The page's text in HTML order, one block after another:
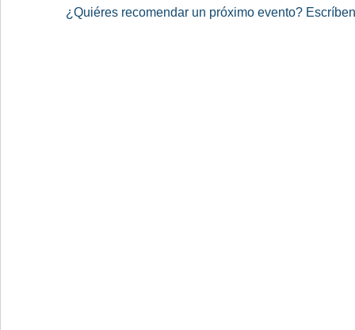
¿Quiéres recomendar un próximo evento?